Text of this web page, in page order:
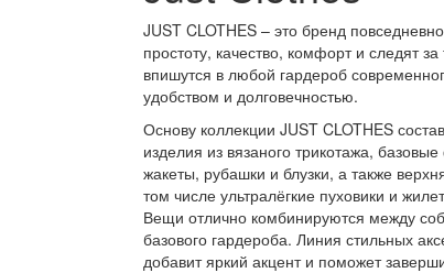
JUST CLOTHES – это бренд
простоту, качество, комфорт и следят
впишутся в любой гардероб
удобством и долговечностью.
Основу коллекции JUST CLOTHES
изделия из вязаного трикотажа,
жакеты, рубашки и блузки, а также
том числе ультралёгкие пуховики и
Вещи отлично комбинируются между
базового гардероба. Линия стильных
добавит яркий акцент и поможет